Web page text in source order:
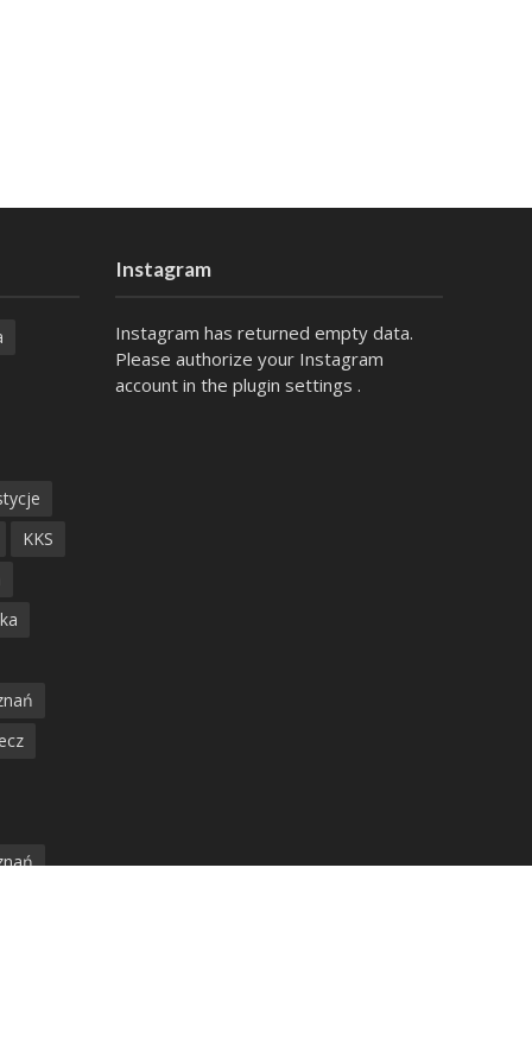
KKS
Instagram
Instagram has returned empty data.
Please authorize your Instagram
account in the plugin settings .